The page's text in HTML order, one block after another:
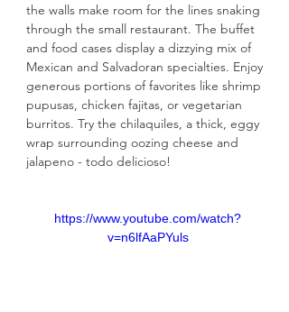
the walls make room for the lines snaking
through the small restaurant. The buffet
and food cases display a dizzying mix of
Mexican and Salvadoran specialties. Enjoy
generous portions of favorites like shrimp
pupusas, chicken fajitas, or vegetarian
burritos. Try the chilaquiles, a thick, eggy
wrap surrounding oozing cheese and
jalapeno - todo delicioso!
https://www.youtube.com/watch?
v=n6lfAaPYuls